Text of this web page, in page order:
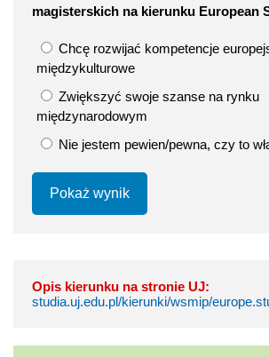
magisterskich na kierunku European
Chcę rozwijać kompetencje
międzykulturowe
Zwiększyć swoje szanse na rynku
międzynarodowym
Nie jestem pewien/pewna, czy to
Pokaż wynik
Opis kierunku na stronie UJ:
studia.uj.edu.pl/kierunki/wsmip/